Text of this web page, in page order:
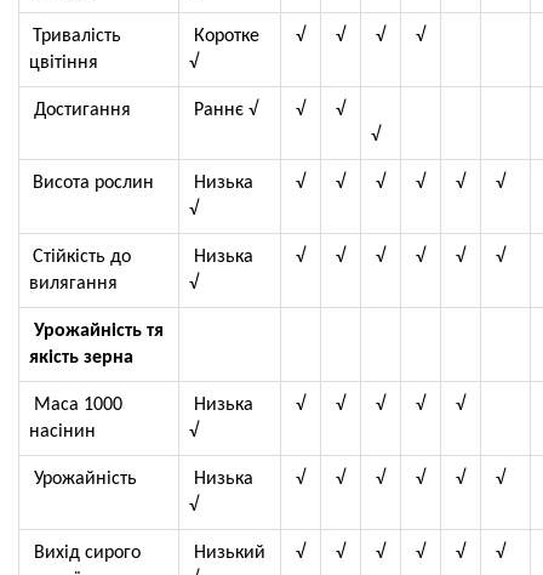
Тривалість
цвітіння
Коротке
√
√ √ √ √
Достигання Раннє √ √
√
√
Висота рослин
Низька
√
√ √ √ √ √ √
Стійкість до
вилягання
Низька
√
√ √ √ √ √ √
Урожайність тя
якість зерна
Маса 1000
насінин
Низька
√
√ √ √ √ √
Урожайність
Низька
√
√ √ √ √ √ √
Вихід сирого
Низький
√ √ √ √ √ √